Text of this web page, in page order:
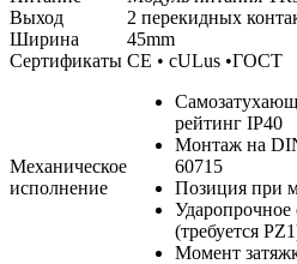
Выход
2 перекидных
Ширина
45mm
Сертификаты CE • cULus •ГОСТ
Механическое
исполнение
рейтинг IP40
Монтаж на
60715
Позиция при
(требуется
Момент